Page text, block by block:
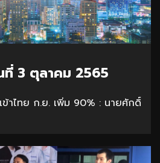
ที่ 3 ตุลาคม 2565
ข้าไทย ก.ย. เพิ่ม 90% : นายศักดิ์